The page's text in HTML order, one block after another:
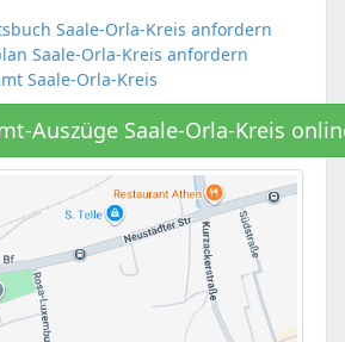
Saale-Orla-Kreis anfordern
Saale-Orla-Kreis anfordern
Saale-Orla-Kreis
Auszüge Saale-Orla-Kreis